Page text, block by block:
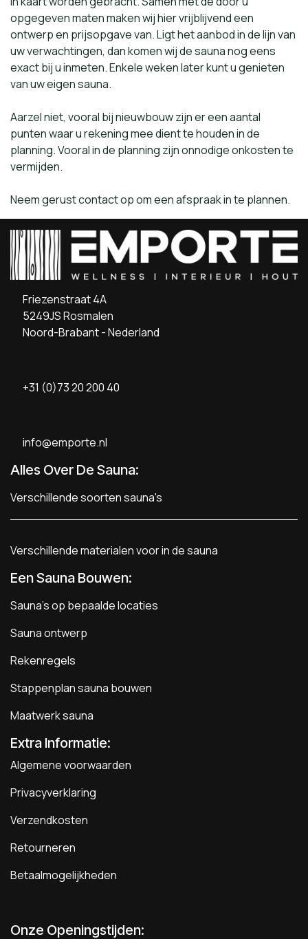
opgegeven maten maken wij hier vrijblijvend een
ontwerp en prijsopgave van. Ligt het aanbod in de lijn van
uw verwachtingen, dan komen wij de sauna nog eens
exact bij u inmeten. Enkele weken later kunt u genieten
van uw eigen sauna.
Aarzel niet, vooral bij nieuwbouw zijn er een aantal
punten waar u rekening mee dient te houden in de
planning. Vooral in de planning zijn onnodige onkosten te
vermijden.
Neem gerust contact op om een afspraak in te plannen.
Friezenstraat 4A
5249JS Rosmalen
Noord-Brabant - Nederland
+31 (0)73 20 200 40
info@emporte.nl
Alles Over De Sauna:
Verschillende soorten sauna's
Verschillende materialen voor in de sauna
Een Sauna Bouwen:
Sauna's op bepaalde locaties
Sauna ontwerp
Rekenregels
Stappenplan sauna bouwen
Maatwerk sauna
Extra Informatie:
Algemene voorwaarden
Privacyverklaring
Verzendkosten
Retourneren
Betaalmogelijkheden
Onze Openingstijden: